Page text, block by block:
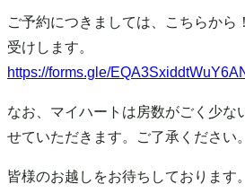
ご予約につきましては、こちらから
受けします。
https://forms.gle/
なお、マイハートは房数がごく少な
せていただきます。ご了承ください。
皆様のお越しをお待ちしております。